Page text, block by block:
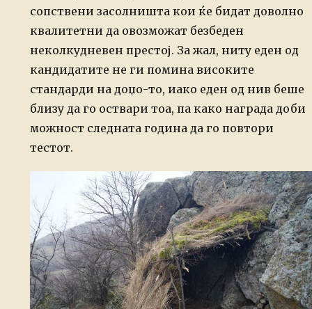
сопствени засолништа кои ќе бидат доволно
квалитетни да овозможат безбеден
неколкудневен престој. За жал, ниту еден од
кандидатите не ги помина високите
стандарди на доџо-то, иако еден од нив беше
близу да го оствари тоа, па како награда доби
можност следната година да го повтори
тестот.